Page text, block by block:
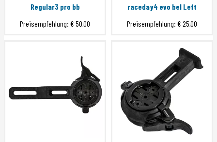
Regular3 pro bb
Preisempfehlung: € 50,00
raceday4 evo bel Left
Preisempfehlung: € 25,00